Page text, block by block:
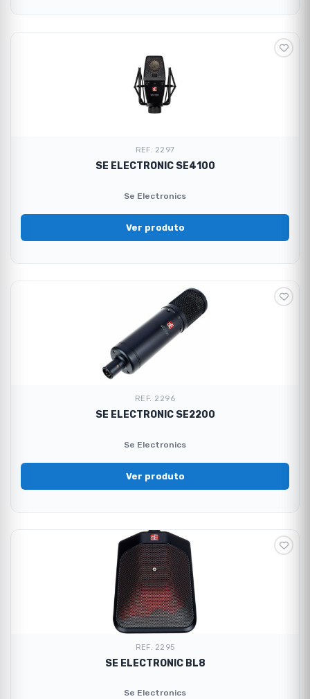
REF. 2297
SE ELECTRONIC SE4100
Se Electronics
Ver produto
REF. 2296
SE ELECTRONIC SE2200
Se Electronics
Ver produto
REF. 2295
SE ELECTRONIC BL8
Se Electronics